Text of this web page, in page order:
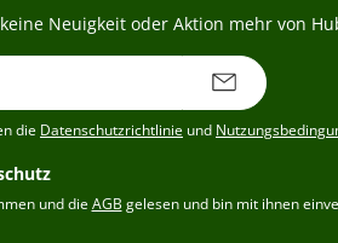
Neuigkeit oder Aktion mehr von
die Datenschutzrichtlinie und
und dieAGB gelesen und bin mit ihnen